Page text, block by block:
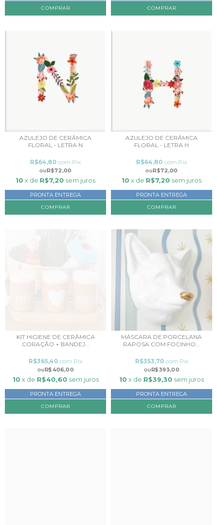
AZULEJO DE CERÂMICA
FLORAL - LETRA N
R$72,00
R$64,80 com Pix
10 x de R$7,20 sem juros
PRONTA ENTREGA
AZULEJO DE CERÂMICA
FLORAL - LETRA H
R$72,00
R$64,80 com Pix
10 x de R$7,20 sem juros
PRONTA ENTREGA
KIT HIGIENE DE CERÂMICA
CORAÇÃO + BANDEJ...
R$406,00
R$365,40 com Pix
10 x de R$40,60 sem juros
PRONTA ENTREGA
MÁSCARA DE PORCELANA
RAPOSA COM FOCINHO...
R$393,00
R$353,70 com Pix
10 x de R$39,30 sem juros
PRONTA ENTREGA